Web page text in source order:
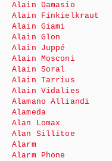
Alain Damasio
Alain Finkielkraut
Alain Giami
Alain Glon
Alain Juppé
Alain Mosconi
Alain Soral
Alain Tarrius
Alain Vidalies
Alamano Alliandi
Alameda
Alan Lomax
Alan Sillitoe
Alarm
Alarm Phone